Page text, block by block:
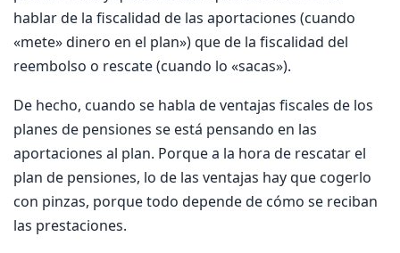
hablar de la fiscalidad de las aportaciones (cuando
«mete» dinero en el plan») que de la fiscalidad del
reembolso o rescate (cuando lo «sacas»).
De hecho, cuando se habla de ventajas fiscales de los
planes de pensiones se está pensando en las
aportaciones al plan. Porque a la hora de rescatar el
plan de pensiones, lo de las ventajas hay que cogerlo
con pinzas, porque todo depende de cómo se reciban
las prestaciones.